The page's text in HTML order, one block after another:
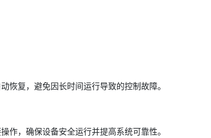
恢复，避免因长时间运行导致的控制故障。
作，确保设备安全运行并提高系统可靠性。